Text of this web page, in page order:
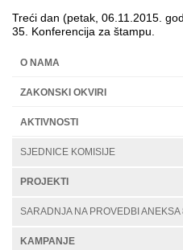
Treći dan (petak, 06.11.2015.
35. Konferencija za štampu.
O NAMA
ZAKONSKI OKVIRI
AKTIVNOSTI
SJEDNICE KOMISIJE
PROJEKTI
SARADNJA NA PROVEDBI ANEKSA
KAMPANJE